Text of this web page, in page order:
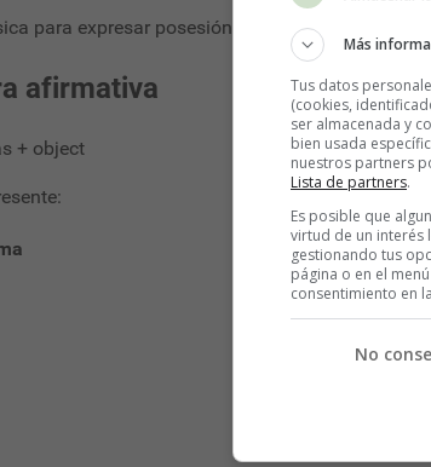
para expresar posesión es con el verbo
afirmativa
+ object
Más
Tus datos
(cookies,
ser almacenada y
bien usada
nuestros partners
Lista de partners.
Es posible que
virtud de un interés
gestionando tus
página o en el
consentimiento en
No